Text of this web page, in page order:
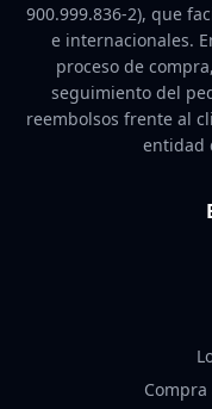
900.999.836-2), que
e internacionales.
proceso de
seguimiento del
reembolsos frente al
entidad